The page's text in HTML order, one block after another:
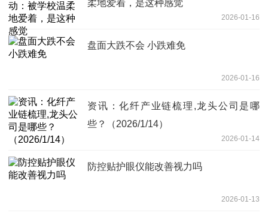
柔地爱着，是这种感觉
2026-01-16
盘面大跌不会 小跌难免
2026-01-16
资讯：化纤产业链梳理,龙头公司是哪
些？（2026/1/14）
2026-01-14
防控贴护眼仪能改善视力吗
2026-01-13